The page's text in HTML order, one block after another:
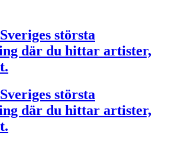
största
där du hittar artister,
största
där du hittar artister,